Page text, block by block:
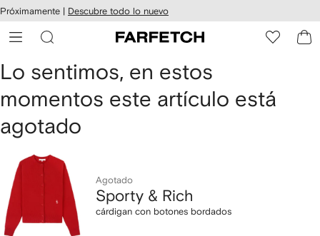
al
Próximamente | Descubre todo lo nuevo
Sporty
&
Rich
cárdigan
con
botones
Lo sentimos, en estos
momentos este artículo está
agotado
Agotado
Sporty & Rich
cárdigan con botones bordados